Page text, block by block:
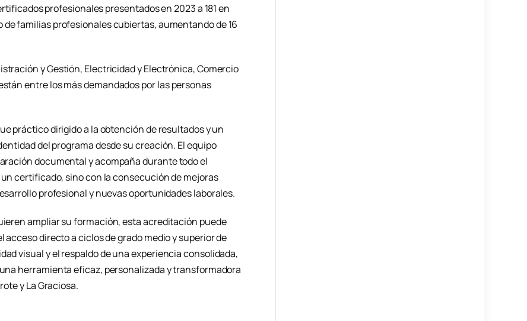
profesionales presentados en 2023 a 181 en
familias profesionales cubiertas, aumentando de 16
y Gestión, Electricidad y Electrónica, Comercio
entre los más demandados por las personas
práctico dirigido a la obtención de resultados y un
del programa desde su creación. El equipo
documental y acompaña durante todo el
certificado, sino con la consecución de mejoras
profesional y nuevas oportunidades laborales.
ampliar su formación, esta acreditación puede
directo a ciclos de grado medio y superior de
visual y el respaldo de una experiencia consolidada,
herramienta eficaz, personalizada y transformadora
y La Graciosa.